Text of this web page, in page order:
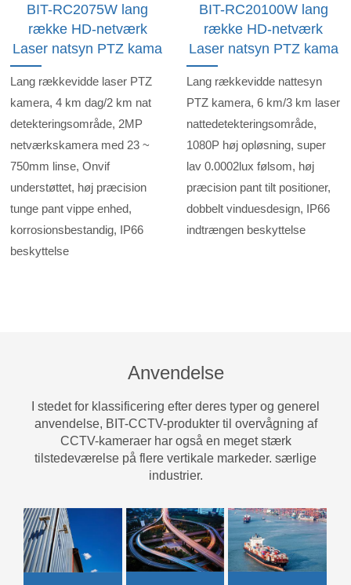
BIT-RC2075W lang
række HD-netværk
Laser natsyn PTZ kama
Lang rækkevidde laser PTZ
kamera, 4 km dag/2 km nat
detekteringsområde, 2MP
netværkskamera med 23 ~
750mm linse, Onvif
understøttet, høj præcision
tunge pant vippe enhed,
korrosionsbestandig, IP66
beskyttelse
BIT-RC20100W lang
række HD-netværk
Laser natsyn PTZ kama
Lang rækkevidde nattesyn
PTZ kamera, 6 km/3 km laser
nattedetekteringsområde,
1080P høj opløsning, super
lav 0.0002lux følsom, høj
præcision pant tilt positioner,
dobbelt vinduesdesign, IP66
indtrængen beskyttelse
Anvendelse
I stedet for klassificering efter deres typer og generel
anvendelse, BIT-CCTV-produkter til overvågning af
CCTV-kameraer har også en meget stærk
tilstedeværelse på flere vertikale markeder. særlige
industrier.